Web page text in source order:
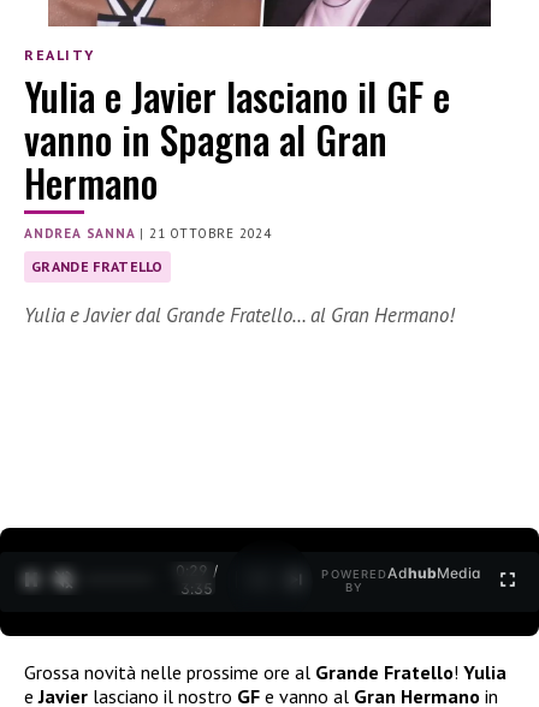
REALITY
Yulia e Javier lasciano il GF e
vanno in Spagna al Gran
Hermano
ANDREA SANNA |21 OTTOBRE 2024
GRANDE FRATELLO
Yulia e Javier dal Grande Fratello… al Gran Hermano!
0:30 /
3:35
POWERED
BY
AdhubMedia
Grossa novità nelle prossime ore al Grande Fratello! Yulia
eJavier lasciano il nostro GF e vanno al Gran Hermano in